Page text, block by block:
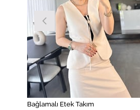
Bağlamalı Etek Takım